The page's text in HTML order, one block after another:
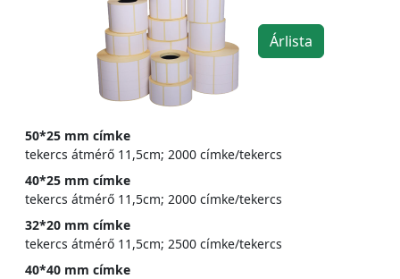
Árlista
50*25 mm címke
tekercs átmérő 11,5cm; 2000 címke/tekercs
40*25 mm címke
tekercs átmérő 11,5cm; 2000 címke/tekercs
32*20 mm címke
tekercs átmérő 11,5cm; 2500 címke/tekercs
40*40 mm címke